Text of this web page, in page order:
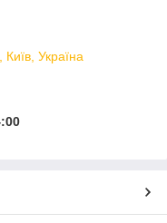
Україна